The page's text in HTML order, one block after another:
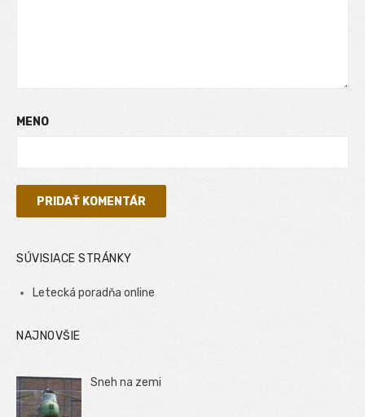
MENO
SÚVISIACE STRÁNKY
Letecká poradňa online
NAJNOVŠIE
Sneh na zemi